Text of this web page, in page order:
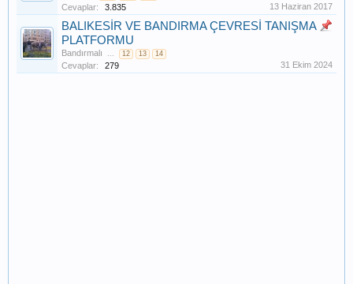
Cevaplar: 3.835 13 Haziran 2017
BALIKESİR VE BANDIRMA ÇEVRESİ TANIŞMA
PLATFORMU
Bandırmalı ... 12 13 14
Cevaplar: 279 31 Ekim 2024